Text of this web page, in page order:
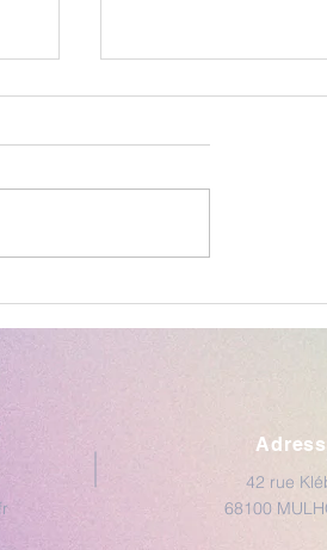
42 rue
68100